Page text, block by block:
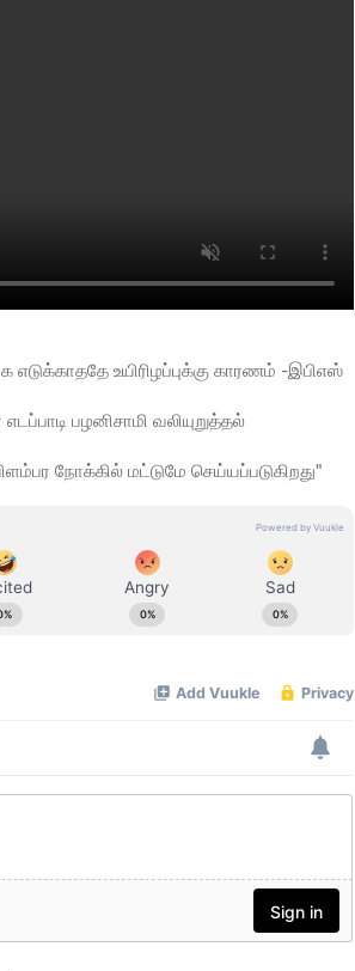
உயிரிழப்புக்கு காரணம் -இபிஎஸ்
பழனிசாமி வலியுறுத்தல்
நோக்கில் மட்டுமே செய்யப்படுகிறது"